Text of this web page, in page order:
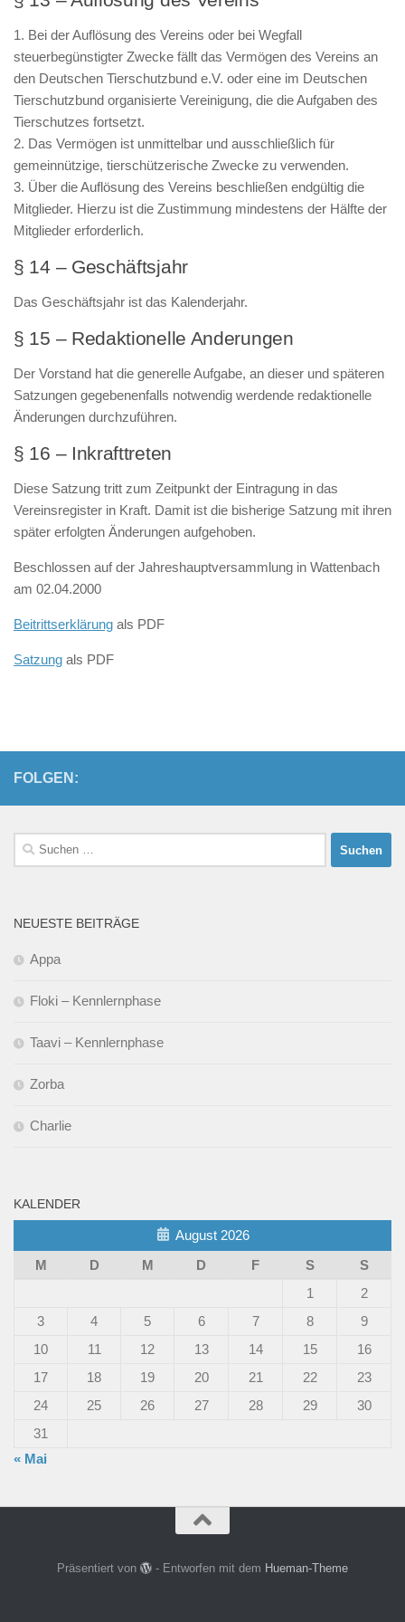
1. Bei der Auflösung des Vereins oder bei Wegfall
steuerbegünstigter Zwecke fällt das Vermögen des Vereins an
den Deutschen Tierschutzbund e.V. oder eine im Deutschen
Tierschutzbund organisierte Vereinigung, die die Aufgaben des
Tierschutzes fortsetzt.
2. Das Vermögen ist unmittelbar und ausschließlich für
gemeinnützige, tierschützerische Zwecke zu verwenden.
3. Über die Auflösung des Vereins beschließen endgültig die
Mitglieder. Hierzu ist die Zustimmung mindestens der Hälfte der
Mitglieder erforderlich.
§ 14 – Geschäftsjahr
Das Geschäftsjahr ist das Kalenderjahr.
§ 15 – Redaktionelle Anderungen
Der Vorstand hat die generelle Aufgabe, an dieser und späteren
Satzungen gegebenenfalls notwendig werdende redaktionelle
Änderungen durchzuführen.
§ 16 – Inkrafttreten
Diese Satzung tritt zum Zeitpunkt der Eintragung in das
Vereinsregister in Kraft. Damit ist die bisherige Satzung mit ihren
später erfolgten Änderungen aufgehoben.
Beschlossen auf der Jahreshauptversammlung in Wattenbach
am 02.04.2000
Beitrittserklärung als PDF
Satzung als PDF
FOLGEN:
Suchen
nach:
NEUESTE BEITRÄGE
Appa
Floki – Kennlernphase
Taavi – Kennlernphase
Zorba
Charlie
KALENDER
August 2026
M
D M D F S
S
1
2
3
4 5 6 7 8
9
10
11 12 13 14 15
16
17
18 19 20 21 22
23
24
25 26 27 28 29
30
31
« Mai
Präsentiert von - Entworfen mit dem Hueman-Theme